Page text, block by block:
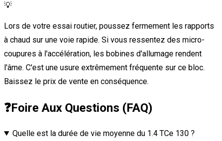
💡
Lors de votre essai routier, poussez fermement les rapports
à chaud sur une voie rapide. Si vous ressentez des micro-
coupures à l'accélération, les bobines d'allumage rendent
l'âme. C'est une usure extrêmement fréquente sur ce bloc.
Baissez le prix de vente en conséquence.
❓Foire Aux Questions (FAQ)
Quelle est la durée de vie moyenne du 1.4 TCe 130 ?